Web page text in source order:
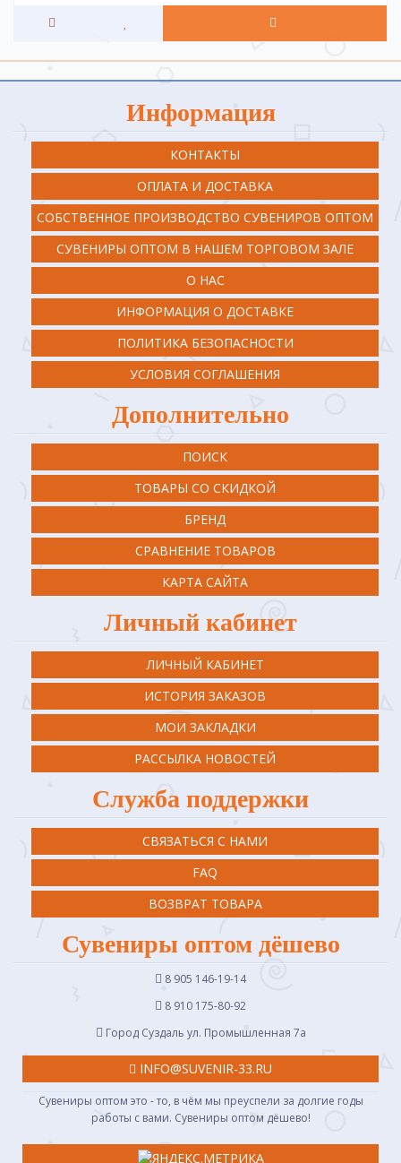
Информация
КОНТАКТЫ
ОПЛАТА И ДОСТАВКА
СОБСТВЕННОЕ ПРОИЗВОДСТВО СУВЕНИРОВ ОПТОМ
СУВЕНИРЫ ОПТОМ В НАШЕМ ТОРГОВОМ ЗАЛЕ
О НАС
ИНФОРМАЦИЯ О ДОСТАВКЕ
ПОЛИТИКА БЕЗОПАСНОСТИ
УСЛОВИЯ СОГЛАШЕНИЯ
Дополнительно
ПОИСК
ТОВАРЫ СО СКИДКОЙ
БРЕНД
СРАВНЕНИЕ ТОВАРОВ
КАРТА САЙТА
Личный кабинет
ЛИЧНЫЙ КАБИНЕТ
ИСТОРИЯ ЗАКАЗОВ
МОИ ЗАКЛАДКИ
РАССЫЛКА НОВОСТЕЙ
Служба поддержки
СВЯЗАТЬСЯ С НАМИ
FAQ
ВОЗВРАТ ТОВАРА
Сувениры оптом дёшево
8 905 146-19-14
8 910 175-80-92
Город Суздаль ул. Промышленная 7a
INFO@SUVENIR-33.RU
Сувениры оптом это - то, в чём мы преуспели за долгие годы
работы с вами. Сувениры оптом дёшево!